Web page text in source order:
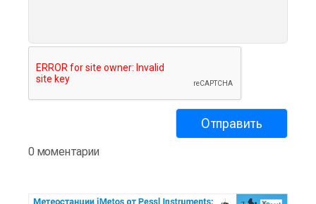
0 моментарии